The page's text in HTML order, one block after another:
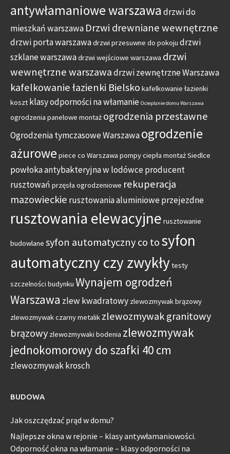
antywłamaniowe warszawa drzwi do
mieszkań warszawa Drzwi drewniane wewnętrzne
drzwi porta warszawadrzwi przesuwne do pokoju drzwi
szklane warszawadrzwi wejściowe warszawa drzwi
wewnętrzne warszawadrzwi zewnętrzne Warszawa
kafelkowanie łazienki Bielsko kafelkowanie łazienki
koszt klasy odporności na włamanie Ocieplanie domu Warszawa
ogrodzenia panelowe montaż ogrodzenia przestawne
Ogrodzenia tymczasowe Warszawaogrodzenie
ażurowepiece co Warszawa pompy ciepła montaż Siedlce
powłoka antybakteryjna w lodówceproducent
rusztowań przęsła ogrodzeniowe rekuperacja
mazowieckie rusztowania aluminiowe przejezdne
rusztowania elewacyjne rusztowanie
budowlane syfon automatyczny co tosyfon
automatyczny czy zwykłytesty
szczelności budynku Wynajem ogrodzeń
Warszawa zlew kwadratowy zlewozmywak brązowy
zlewozmywak czarny metalik zlewozmywak granitowy
brązowy zlewozmywaki bodenia zlewozmywak
jednokomorowy do szafki 40 cm
zlewozmywak krosch
BUDOWA
Jak oszczędzać prąd w domu?
Najlepsze okna w rejonie – klasy antywłamaniowości.
Odporność okna na włamanie – klasy odporności na